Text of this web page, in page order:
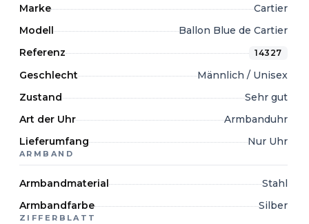
Marke
Cartier
Modell
Ballon Blue de Cartier
Referenz
14327
Geschlecht
Männlich / Unisex
Zustand
Sehr gut
Art der Uhr
Armbanduhr
Lieferumfang
Nur Uhr
ARMBAND
Armbandmaterial
Stahl
Armbandfarbe
Silber
ZIFFERBLATT